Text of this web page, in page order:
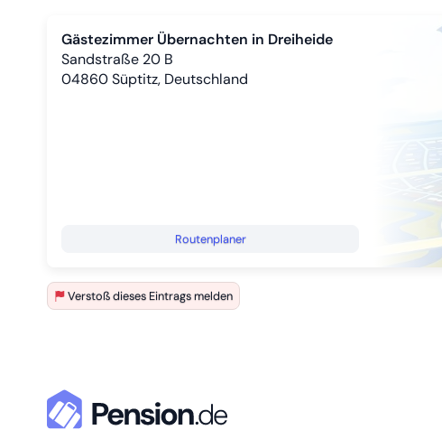
Gästezimmer Übernachten in Dreiheide
Sandstraße 20 B
04860Süptitz, Deutschland
Routenplaner
Verstoß dieses Eintrags melden